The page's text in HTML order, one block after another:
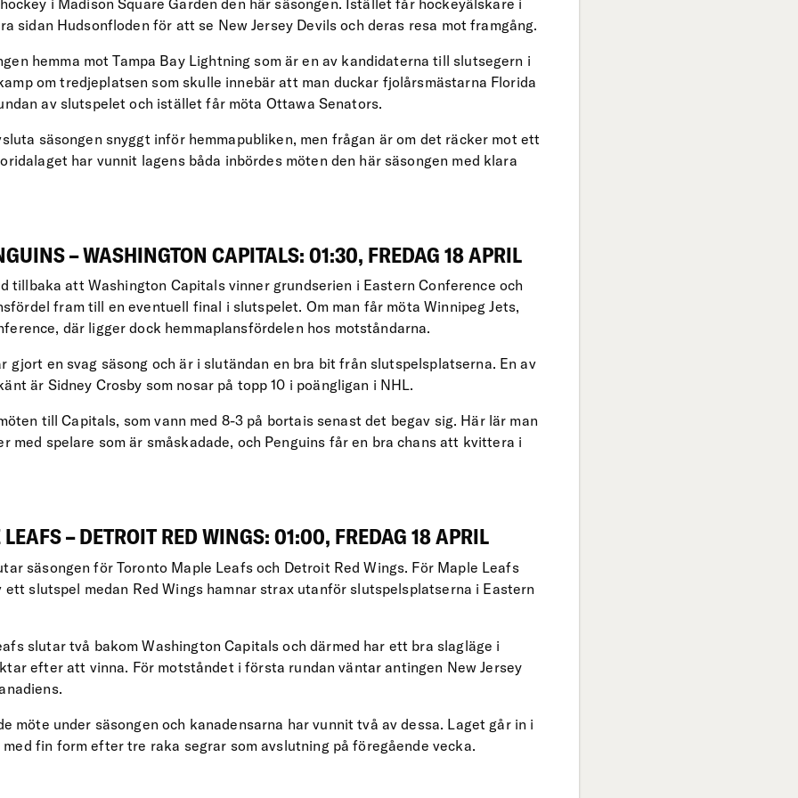
i Madison Square Garden den här säsongen. Istället får hockeyälskare i
sidan Hudsonfloden för att se New Jersey Devils och deras resa mot framgång.
hemma mot Tampa Bay Lightning som är en av kandidaterna till slutsegern i
om tredjeplatsen som skulle innebär att man duckar fjolårsmästarna Florida
av slutspelet och istället får möta Ottawa Senators.
säsongen snyggt inför hemmapubliken, men frågan är om det räcker mot ett
har vunnit lagens båda inbördes möten den här säsongen med klara
– WASHINGTON CAPITALS: 01:30, FREDAG 18 APRIL
tillbaka att Washington Capitals vinner grundserien i Eastern Conference och
fram till en eventuell final i slutspelet. Om man får möta Winnipeg Jets,
där ligger dock hemmaplansfördelen hos motståndarna.
gjort en svag säsong och är i slutändan en bra bit från slutspelsplatserna. En av
är Sidney Crosby som nosar på topp 10 i poängligan i NHL.
till Capitals, som vann med 8-3 på bortais senast det begav sig. Här lär man
med spelare som är småskadade, och Penguins får en bra chans att kvittera i
– DETROIT RED WINGS: 01:00, FREDAG 18 APRIL
säsongen för Toronto Maple Leafs och Detroit Red Wings. För Maple Leafs
slutspel medan Red Wings hamnar strax utanför slutspelsplatserna i Eastern
slutar två bakom Washington Capitals och därmed har ett bra slagläge i
efter att vinna. För motståndet i första rundan väntar antingen New Jersey
möte under säsongen och kanadensarna har vunnit två av dessa. Laget går in i
fin form efter tre raka segrar som avslutning på föregående vecka.